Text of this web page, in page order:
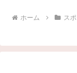
ホーム ス